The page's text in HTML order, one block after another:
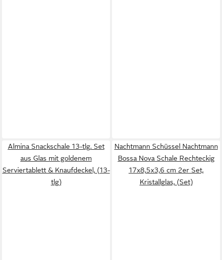
Almina Snackschale 13-tlg. Set
aus Glas mit goldenem
Serviertablett & Knaufdeckel, (13-
tlg)
Nachtmann Schüssel Nachtmann
Bossa Nova Schale Rechteckig
17x8,5x3,6 cm 2er Set,
Kristallglas, (Set)